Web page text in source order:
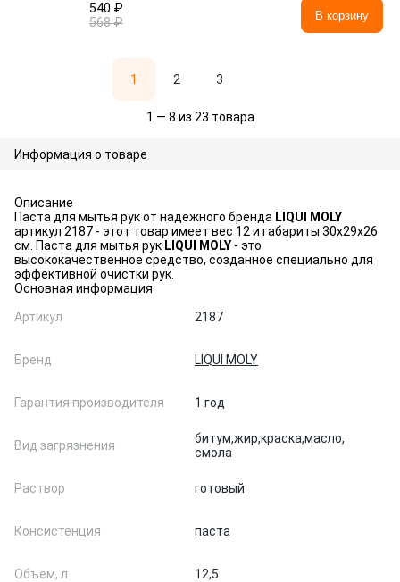
540 ₽
568 ₽
В корзину
1 2 3
1 — 8 из 23 товара
Информация о товаре
Описание
Паста для мытья рук от надежного бренда LIQUI MOLY
артикул 2187 - этот товар имеет вес 12 и габариты 30x29x26
см. Паста для мытья рук LIQUI MOLY - это
высококачественное средство, созданное специально для
эффективной очистки рук.
Основная информация
Артикул
2187
Бренд LIQUI MOLY
Гарантия производителя 1 год
Вид загрязнения битум,жир,краска,масло,
смола
Раствор готовый
Консистенция паста
Объем, л 12,5